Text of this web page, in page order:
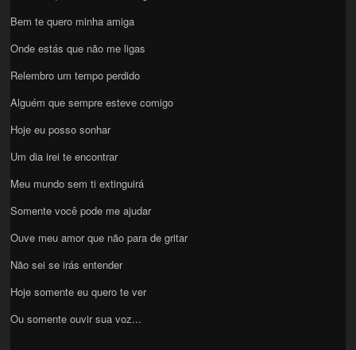
Bem te quero minha amiga
Onde estás que não me ligas
Relembro um tempo perdido
Alguém que sempre esteve comigo
Hoje eu posso sonhar
Um dia irei te encontrar
Meu mundo sem ti extinguirá
Somente você pode me ajudar
Ouve meu amor que não para de gritar
Não sei se irás entender
Hoje somente eu quero te ver
Ou somente ouvir sua voz...